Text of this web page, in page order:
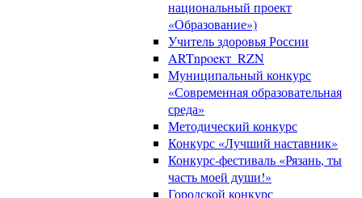
национальный проект
«Образование»)
Учитель здоровья России
ARTnpoeкт_RZN
Муниципальный конкурс
«Современная образовательная
среда»
Методический конкурс
Конкурс «Лучший наставник»
Конкурс-фестиваль «Рязань, ты
часть моей души!»
Городской конкурс